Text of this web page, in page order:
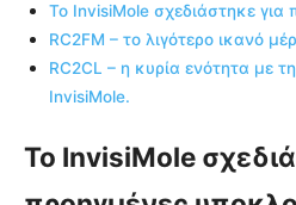
Το InvisiMole σχεδιάστηκε για
RC2FM – το λιγότερο ικανό
RC2CL – η κυρία ενότητα με
InvisiMole.
Το InvisiMole